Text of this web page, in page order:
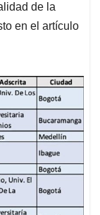
de la
en el artículo